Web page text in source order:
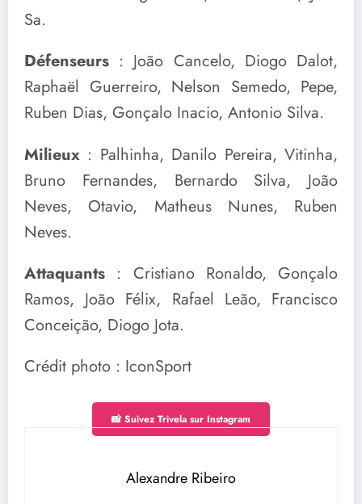
Sa.
Défenseurs : João Cancelo, Diogo Dalot,
Raphaël Guerreiro, Nelson Semedo, Pepe,
Ruben Dias, Gonçalo Inacio, Antonio Silva.
Milieux : Palhinha, Danilo Pereira, Vitinha,
Bruno Fernandes, Bernardo Silva, João
Neves, Otavio, Matheus Nunes, Ruben
Neves.
Attaquants : Cristiano Ronaldo, Gonçalo
Ramos, João Félix, Rafael Leão, Francisco
Conceição, Diogo Jota.
Crédit photo : IconSport
📸 Suivez Trivela sur Instagram
Alexandre Ribeiro